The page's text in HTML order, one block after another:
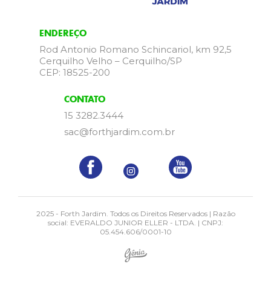
CONTATO
15 3282.3444
sac@forthjardim.com.br
ENDEREÇO
Rod Antonio Romano Schincariol, km 92,5
Cerquilho Velho – Cerquilho/SP
CEP: 18525-200
2025 - Forth Jardim. Todos os Direitos Reservados | Razão
social: EVERALDO JUNIOR ELLER - LTDA. | CNPJ:
05.454.606/0001-10